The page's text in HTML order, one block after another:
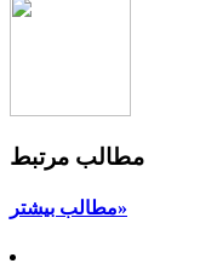
مطالب مرتبط
مطالب بیشتر»